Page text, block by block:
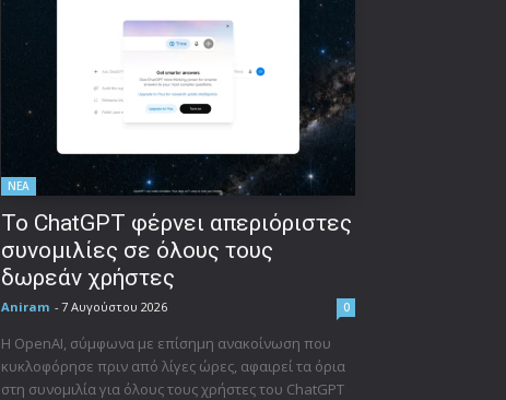
ΝΕΑ
Το ChatGPT φέρνει απεριόριστες
συνομιλίες σε όλους τους
δωρεάν χρήστες
Aniram - 7 Αυγούστου 2026 0
Η OpenAI, σύμφωνα με επίσημη ανακοίνωση που
κυκλοφόρησε πριν από λίγες ώρες, αφαιρεί τα όρια
στη συνομιλία για όλους τους χρήστες του ChatGPT